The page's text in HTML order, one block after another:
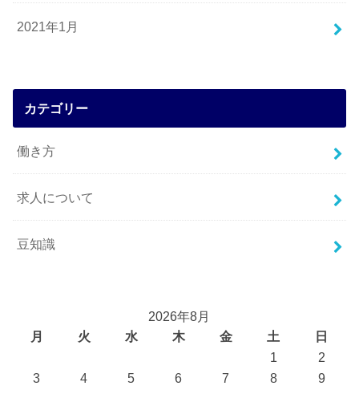
2021年1月
カテゴリー
働き方
求人について
豆知識
2026年8月
月
火 水 木 金 土
日
1
2
3
4 5 6 7 8
9